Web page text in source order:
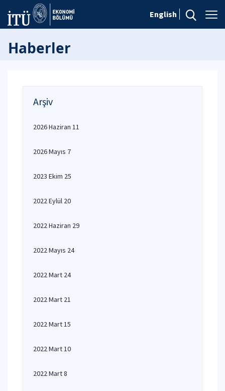
English
Haberler
Arşiv
2026 Haziran 11
2026 Mayıs 7
2023 Ekim 25
2022 Eylül 20
2022 Haziran 29
2022 Mayıs 24
2022 Mart 24
2022 Mart 21
2022 Mart 15
2022 Mart 10
2022 Mart 8